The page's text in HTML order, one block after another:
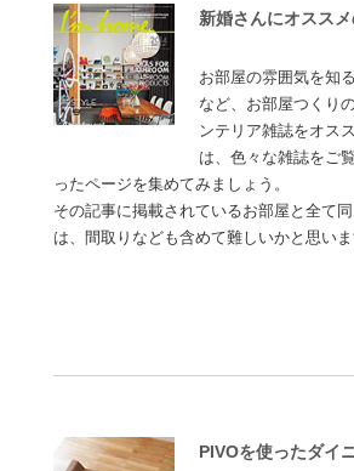
新婚さんにオスス
お部屋の雰囲気を知
など、お部屋つくり
ンテリア雑誌をオス
は、色々な雑誌をご
ったページを集めてみましょう。
その記事に掲載されているお部屋と全て
は、間取りなども含めて難しいかと思い
PIVOを使ったダイ